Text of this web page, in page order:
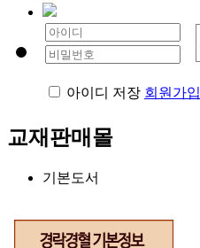
아이디 저장 회원가입
교재판매몰
기본도서